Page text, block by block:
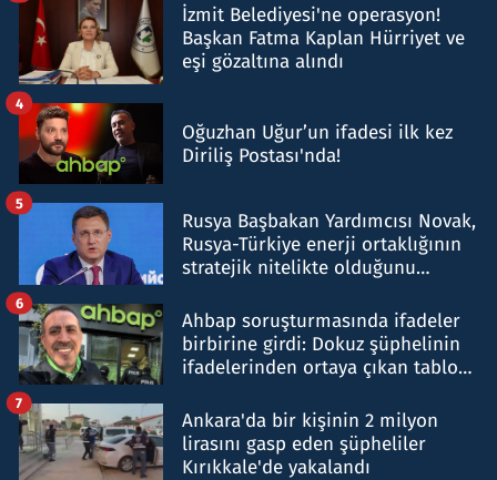
İzmit Belediyesi'ne operasyon!
Başkan Fatma Kaplan Hürriyet ve
eşi gözaltına alındı
Oğuzhan Uğur’un ifadesi ilk kez
Diriliş Postası'nda!
4
Rusya Başbakan Yardımcısı Novak,
Rusya-Türkiye enerji ortaklığının
stratejik nitelikte olduğunu
5
Ahbap soruşturmasında ifadeler
birbirine girdi: Dokuz şüphelinin
ifadelerinden ortaya çıkan tablo
6
Ankara'da bir kişinin 2 milyon
lirasını gasp eden şüpheliler
Kırıkkale'de yakalandı
7